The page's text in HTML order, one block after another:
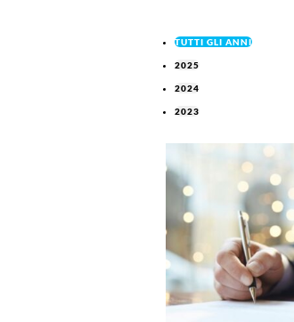
TUTTI GLI ANNI
2025
2024
2023